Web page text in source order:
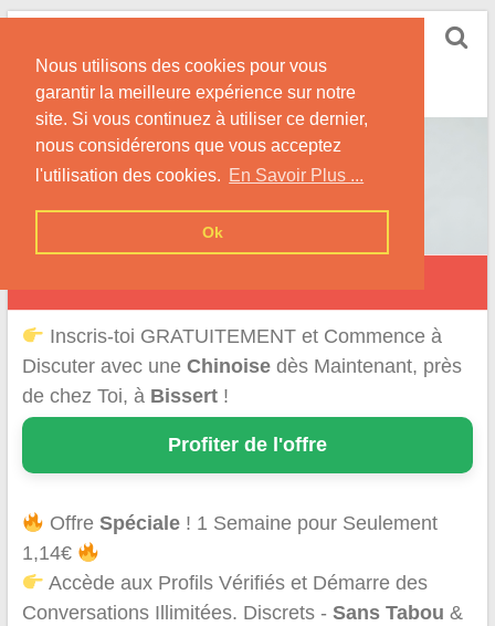
Nous utilisons des cookies pour vous
garantir la meilleure expérience sur notre
site. Si vous continuez à utiliser ce dernier,
nous considérerons que vous acceptez
l'utilisation des cookies. En Savoir Plus ...
Ok
Skip
content
Nos Conseils pour Rencontrer Une Femme
Originaire de Chine !
Inscris-toi GRATUITEMENT et Commence à
Discuter avec une Chinoisedès Maintenant, près
de chez Toi, à Bissert!
Profiter de l'offre
OffreSpéciale ! 1 Semaine pour Seulement
1,14€
Accède aux Profils Vérifiés et Démarre des
Conversations Illimitées. Discrets - Sans Tabou &